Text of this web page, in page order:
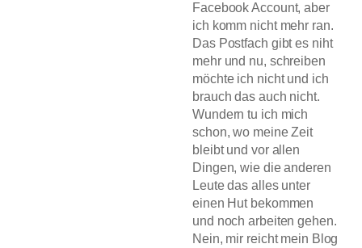
Facebook Account, aber
ich komm nicht mehr ran.
Das Postfach gibt es niht
mehr und nu, schreiben
möchte ich nicht und ich
brauch das auch nicht.
Wundern tu ich mich
schon, wo meine Zeit
bleibt und vor allen
Dingen, wie die anderen
Leute das alles unter
einen Hut bekommen
und noch arbeiten gehen.
Nein, mir reicht mein Blog